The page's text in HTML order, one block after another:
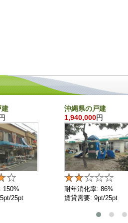
建
150%
25pt
沖縄県の戸建
1,940,000円
耐年消化率: 86%
賃貸需要: 9pt/25pt